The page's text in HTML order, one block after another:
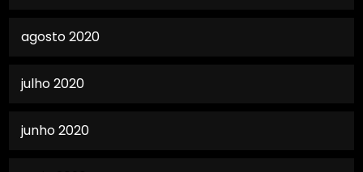
agosto 2020
julho 2020
junho 2020